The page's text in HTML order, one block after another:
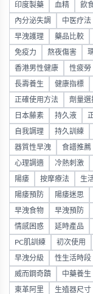
印度製藥 血精 飲
內分泌失調 中医疗法
早洩護理 藥品比較
免疫力 熬夜傷害
香港男性健康 性疲勞
長壽養生 健康指標
正確使用方法 劑量選
日本藤素 持久液
自我調理 持久訓練
器質性早洩 食譜推薦
心理調適 冷熱刺激
陽痿 按摩療法 生
陽痿預防 陽痿迷思
早洩食物 早洩預防
情感困惑 延時產品
PC肌訓練 初次使用
早洩分級 性生活時段
威而鋼奇蹟 中藥養生
東革阿里 生殖器尺寸